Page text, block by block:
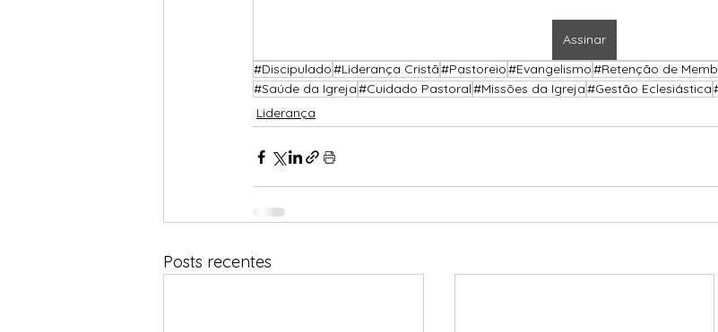
Assinar
#Discipulado#Liderança Cristã#Pastoreio#Evangelismo#Retenção de
#Saúde da Igreja#Cuidado Pastoral#Missões da Igreja#Gestão Eclesiástica
Liderança
Posts recentes